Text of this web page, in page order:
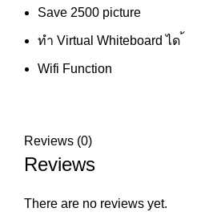
Save 2500 picture
ทำ Virtual Whiteboard ได ้
Wifi Function
Reviews (0)
Reviews
There are no reviews yet.